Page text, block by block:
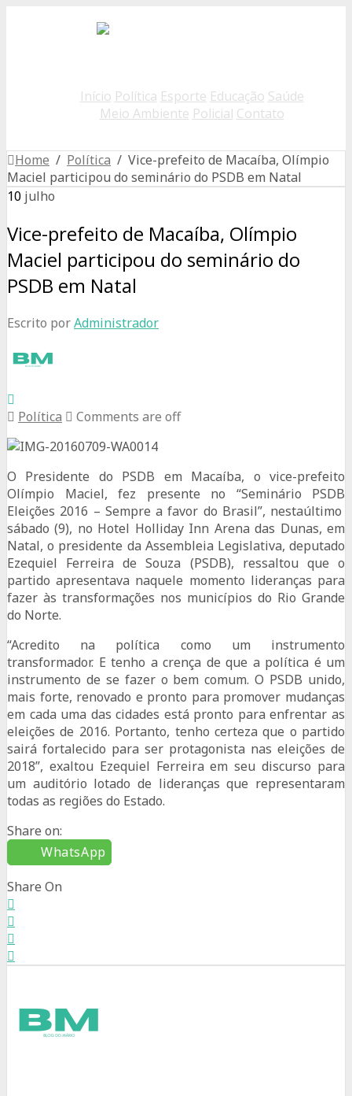
Início Política Esporte Educação Saúde
Meio Ambiente Policial Contato
Home / Política / Vice-prefeito de Macaíba, Olímpio
Maciel participou do seminário do PSDB em Natal
10 julho
Vice-prefeito de Macaíba, Olímpio
Maciel participou do seminário do
PSDB em Natal
Escrito porAdministrador
Política Comments are off
O Presidente do PSDB em Macaíba, o vice-prefeito
Olímpio Maciel, fez presente no “Seminário PSDB
Eleições 2016 – Sempre a favor do Brasil”, nestaúltimo
sábado (9), no Hotel Holliday Inn Arena das Dunas, em
Natal, o presidente da Assembleia Legislativa, deputado
Ezequiel Ferreira de Souza (PSDB), ressaltou que o
partido apresentava naquele momento lideranças para
fazer às transformações nos municípios do Rio Grande
do Norte.
“Acredito na política como um instrumento
transformador. E tenho a crença de que a política é um
instrumento de se fazer o bem comum. O PSDB unido,
mais forte, renovado e pronto para promover mudanças
em cada uma das cidades está pronto para enfrentar as
eleições de 2016. Portanto, tenho certeza que o partido
sairá fortalecido para ser protagonista nas eleições de
2018”, exaltou Ezequiel Ferreira em seu discurso para
um auditório lotado de lideranças que representaram
todas as regiões do Estado.
Share on:
WhatsApp
Share On